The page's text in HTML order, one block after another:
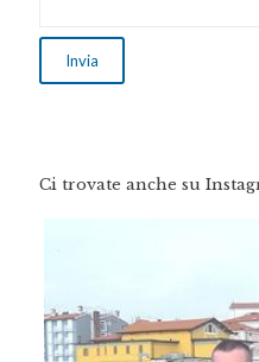
Ci trovate anche su